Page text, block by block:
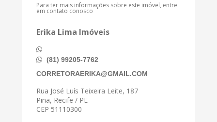
Para ter mais informações sobre este imóvel, entre
em contato conosco
Erika Lima Imóveis
(81) 99205-7762
CORRETORAERIKA@GMAIL.COM
Rua José Luís Teixeira Leite, 187
Pina, Recife / PE
CEP 51110300